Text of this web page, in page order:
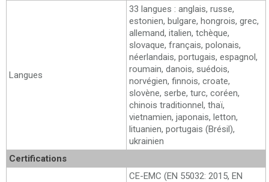
Langues
33 langues : anglais, russe,
estonien, bulgare, hongrois, grec,
allemand, italien, tchèque,
slovaque, français, polonais,
néerlandais, portugais, espagnol,
roumain, danois, suédois,
norvégien, finnois, croate,
slovène, serbe, turc, coréen,
chinois traditionnel, thaï,
vietnamien, japonais, letton,
lituanien, portugais (Brésil),
ukrainien
Certifications
CE-EMC (EN 55032: 2015, EN